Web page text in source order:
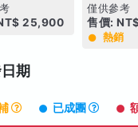
25,900
僅供參考
售價:
熱銷
期
已成團